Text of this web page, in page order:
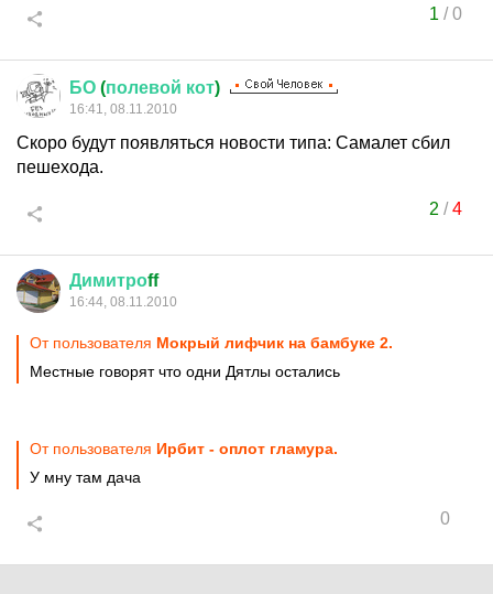
1 /0
БО (полевой кот)
16:41, 08.11.2010
Скоро будут появляться новости типа: Самалет сбил
пешехода.
2 /4
Димитроff
16:44, 08.11.2010
От пользователя Мокрый лифчик на бамбуке 2.
Местные говорят что одни Дятлы остались
От пользователя Ирбит - оплот гламура.
У мну там дача
0